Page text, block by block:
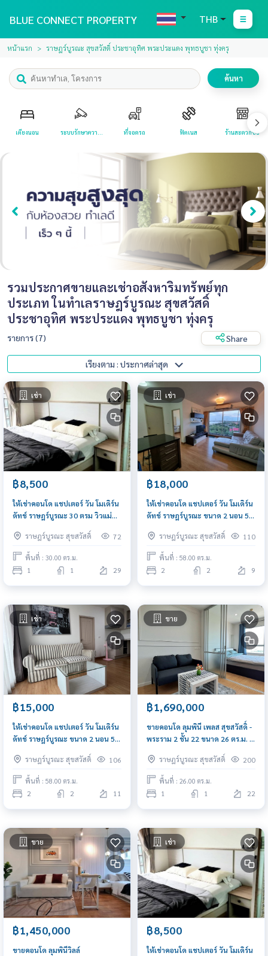
BLUE CONNECT PROPERTY THB
หน้าแรก ราษฎร์บูรณะ สุขสวัสดิ์ ประชาอุทิศ พระประแดง พุทธบูชา ทุ่งครุ
ค้นหา
เตียงนอน ระบบรักษาความ ที่จอดรถ ฟิตเนส ร้านสะดวกซื้อ
รวมประกาศขายและเช่าอสังหาริมทรัพย์ทุก
ประเภท ในทำเลราษฎร์บูรณะ สุขสวัสดิ์
ประชาอุทิศ พระประแดง พุทธบูชา ทุ่งครุ
รายการ (7) Share
เรียงตาม : ประกาศล่าสุด
เช่า
฿8,500
ให้เช่าคอนโด แชปเตอร์ วัน โมเดิร์น
ดัทช์ ราษฎร์บูรณะ 30 ตรม วิวแม่น้ำ
ราษฎร์บูรณะ สุขสวัสดิ์
72
พื้นที่ : 30.00 ตร.ม.
1 1 29
เช่า
฿18,000
ให้เช่าคอนโด แชปเตอร์ วัน โมเดิร์น
ดัทช์ ราษฎร์บูรณะ ขนาด 2 นอน 59
ราษฎร์บูรณะ สุขสวัสดิ์
110
พื้นที่ : 58.00 ตร.ม.
2 2 9
เช่า
฿15,000
ให้เช่าคอนโด แชปเตอร์ วัน โมเดิร์น
ดัทช์ ราษฎร์บูรณะ ขนาด 2 นอน 58
ราษฎร์บูรณะ สุขสวัสดิ์
106
พื้นที่ : 58.00 ตร.ม.
2 2 11
ขาย
฿1,690,000
ขายคอนโด ลุมพินี เพลส สุขสวัสดิ์ -
พระราม 2 ชั้น 22 ขนาด 26 ตร.ม. รี
ม่วง (อนาคต) เดินทางสะดวก
ราษฎร์บูรณะ สุขสวัสดิ์ 200
พื้นที่ : 26.00 ตร.ม.
1 1 22
ขาย
฿1,450,000
ขายคอนโด ลุมพินีวิลล์
เช่า
฿8,500
ให้เช่าคอนโด แชปเตอร์ วัน โมเดิร์น